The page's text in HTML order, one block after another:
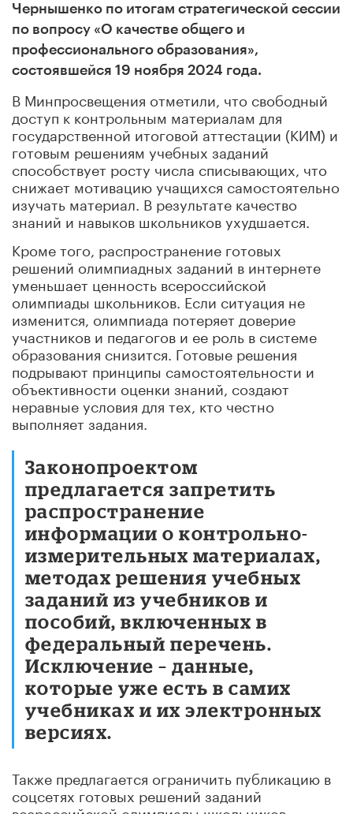
Чернышенко по итогам стратегической сессии
по вопросу «О качестве общего и
профессионального образования»,
состоявшейся 19 ноября 2024 года.
В Минпросвещения отметили, что свободный
доступ к контрольным материалам для
государственной итоговой аттестации (КИМ) и
готовым решениям учебных заданий
способствует росту числа списывающих, что
снижает мотивацию учащихся самостоятельно
изучать материал. В результате качество
знаний и навыков школьников ухудшается.
Кроме того, распространение готовых
решений олимпиадных заданий в интернете
уменьшает ценность всероссийской
олимпиады школьников. Если ситуация не
изменится, олимпиада потеряет доверие
участников и педагогов и ее роль в системе
образования снизится. Готовые решения
подрывают принципы самостоятельности и
объективности оценки знаний, создают
неравные условия для тех, кто честно
выполняет задания.
Законопроектом
предлагается запретить
распространение
информации о контрольно-
измерительных материалах,
методах решения учебных
заданий из учебников и
пособий, включенных в
федеральный перечень.
Исключение – данные,
которые уже есть в самих
учебниках и их электронных
версиях.
Также предлагается ограничить публикацию в
соцсетях готовых решений заданий